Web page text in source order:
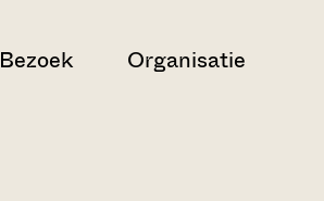
Bezoek Organisatie